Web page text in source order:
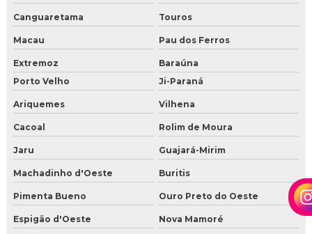
Canguaretama Touros
Macau Pau dos Ferros
Extremoz
Baraúna
Porto Velho
Ji-Paraná
Ariquemes Vilhena
Cacoal Rolim de Moura
Jaru Guajará-Mirim
Machadinho d'Oeste Buritis
Pimenta Bueno Ouro Preto do Oeste
Espigão d'Oeste Nova Mamoré